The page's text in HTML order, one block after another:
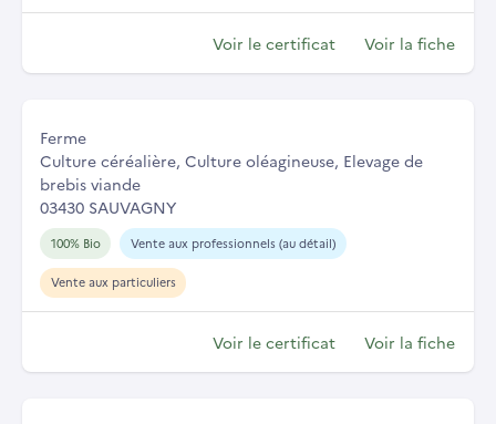
Voir le certificat Voir la fiche
Ferme
Culture céréalière, Culture oléagineuse, Elevage de
brebis viande
03430 SAUVAGNY
100% Bio Vente aux professionnels (au détail)
Vente aux particuliers
Voir le certificat Voir la fiche